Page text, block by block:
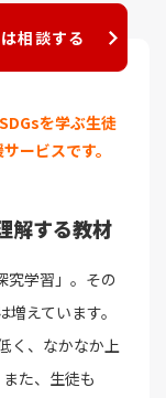
相談する
を学ぶ生徒
ービスです。
解する教材
究学習」。その
えています。
く、なかなか上
た、生徒も